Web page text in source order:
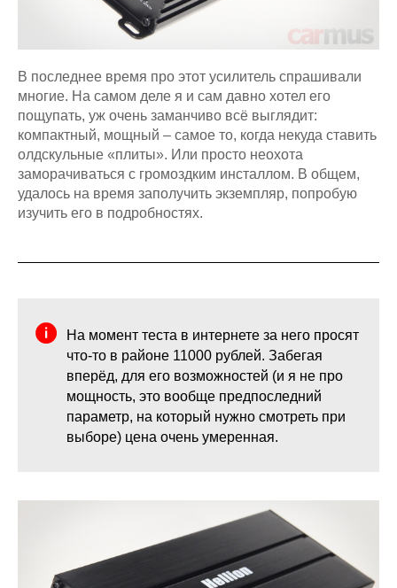
В последнее время про этот усилитель спрашивали
многие. На самом деле я и сам давно хотел его
пощупать, уж очень заманчиво всё выглядит:
компактный, мощный – самое то, когда некуда ставить
олдскульные «плиты». Или просто неохота
заморачиваться с громоздким инсталлом. В общем,
удалось на время заполучить экземпляр, попробую
изучить его в подробностях.
На момент теста в интернете за него просят
что-то в районе 11000 рублей. Забегая
вперёд, для его возможностей (и я не про
мощность, это вообще предпоследний
параметр, на который нужно смотреть при
выборе) цена очень умеренная.